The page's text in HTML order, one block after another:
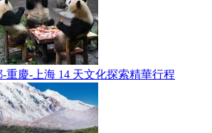
重慶-上海 14 天文化探索精華行程